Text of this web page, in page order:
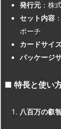
発行元 ：株
セット内容
ポーチ
カードサイ
パッケージ
■ 特長と使い
八百万の叡